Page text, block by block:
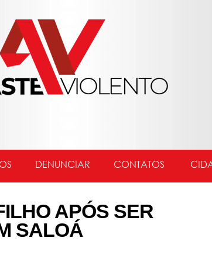
DENUNCIAR CONTATOS
APÓS SER
SALOÁ